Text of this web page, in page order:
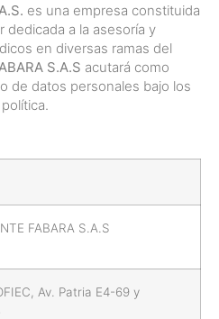
es una empresa constituida
dedicada a la asesoría y
en diversas ramas del
S.A.S acutará como
de datos personales bajo los
FABARA S.A.S
Av. Patria E4-69 y